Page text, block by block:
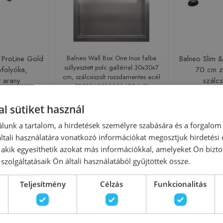
Gold
arany
1
Ft
Balneo Wall Box One Inox falba
süllyesztett polc gallérral 30x30x7
cm, szálcsiszolt rozsdamentes acél
5903943983001 (OB-IN1)
Cikkszám: 5903943983001
37 640 Ft
Kosárba
Balneo Slim
70 cm
Rendelésre Rendelésre
sütiket használ
a tartalom, a hirdetések személyre szabására és a forgalom
használatára vonatkozó információkat megosztjuk hirdetési
egyesíthetik azokat más információkkal, amelyeket Ön
Ön általi használatából gyűjtöttek össze.
Teljesítmény Célzás Funkcionalitás